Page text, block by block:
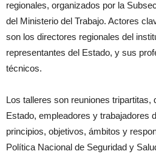
regionales, organizados por la
del Ministerio del Trabajo. Actores
son los directores regionales del
representantes del Estado, y sus
técnicos.
Los talleres son reuniones tripartitas,
Estado, empleadores y trabajadores
principios, objetivos, ámbitos y
Política Nacional de Seguridad y